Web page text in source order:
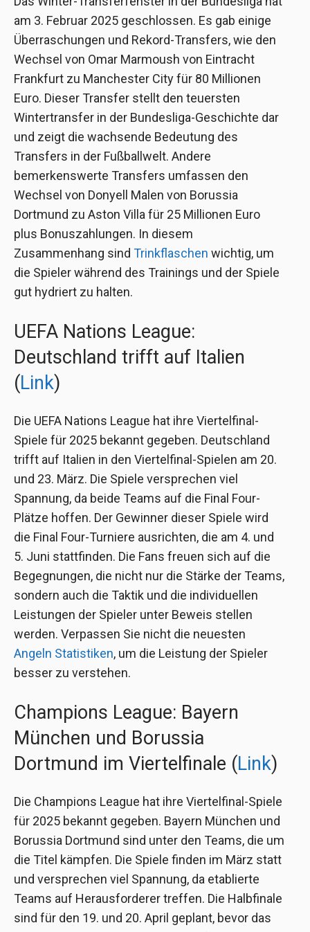
am 3. Februar 2025 geschlossen. Es gab einige
Überraschungen und Rekord-Transfers, wie den
Wechsel von Omar Marmoush von Eintracht
Frankfurt zu Manchester City für 80 Millionen
Euro. Dieser Transfer stellt den teuersten
Wintertransfer in der Bundesliga-Geschichte dar
und zeigt die wachsende Bedeutung des
Transfers in der Fußballwelt. Andere
bemerkenswerte Transfers umfassen den
Wechsel von Donyell Malen von Borussia
Dortmund zu Aston Villa für 25 Millionen Euro
plus Bonuszahlungen. In diesem
Zusammenhang sind Trinkflaschen wichtig, um
die Spieler während des Trainings und der Spiele
gut hydriert zu halten.
UEFA Nations League:
Deutschland trifft auf Italien
(Link)
Die UEFA Nations League hat ihre Viertelfinal-
Spiele für 2025 bekannt gegeben. Deutschland
trifft auf Italien in den Viertelfinal-Spielen am 20.
und 23. März. Die Spiele versprechen viel
Spannung, da beide Teams auf die Final Four-
Plätze hoffen. Der Gewinner dieser Spiele wird
die Final Four-Turniere ausrichten, die am 4. und
5. Juni stattfinden. Die Fans freuen sich auf die
Begegnungen, die nicht nur die Stärke der Teams,
sondern auch die Taktik und die individuellen
Leistungen der Spieler unter Beweis stellen
werden. Verpassen Sie nicht die neuesten
Angeln Statistiken, um die Leistung der Spieler
besser zu verstehen.
Champions League: Bayern
München und Borussia
Dortmund im Viertelfinale (Link)
Die Champions League hat ihre Viertelfinal-Spiele
für 2025 bekannt gegeben. Bayern München und
Borussia Dortmund sind unter den Teams, die um
die Titel kämpfen. Die Spiele finden im März statt
und versprechen viel Spannung, da etablierte
Teams auf Herausforderer treffen. Die Halbfinale
sind für den 19. und 20. April geplant, bevor das